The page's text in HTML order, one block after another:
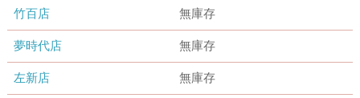
竹百店 無庫存
夢時代店 無庫存
左新店 無庫存